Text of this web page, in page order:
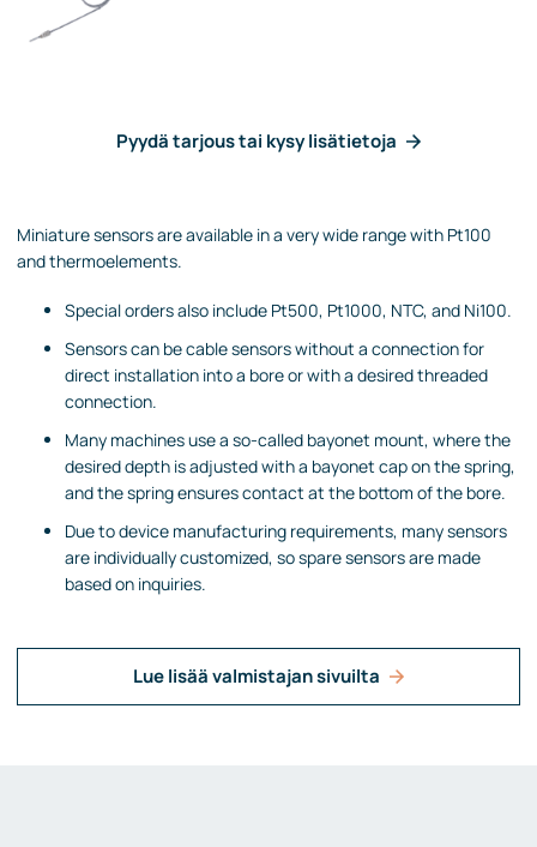
Pyydä tarjous tai kysy lisätietoja
Miniature sensors are available in a very wide range with Pt100
and thermoelements.
Special orders also include Pt500, Pt1000, NTC, and Ni100.
Sensors can be cable sensors without a connection for
direct installation into a bore or with a desired threaded
connection.
Many machines use a so-called bayonet mount, where the
desired depth is adjusted with a bayonet cap on the spring,
and the spring ensures contact at the bottom of the bore.
Due to device manufacturing requirements, many sensors
are individually customized, so spare sensors are made
based on inquiries.
Lue lisää valmistajan sivuilta